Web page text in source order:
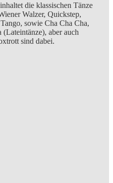
die klassischen Tänze
Walzer, Quickstep,
sowie Cha Cha Cha,
(Lateintänze), aber auch
sind dabei.